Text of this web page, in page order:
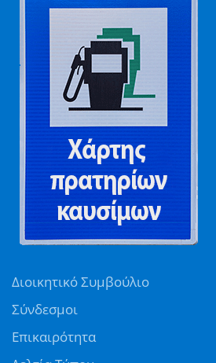
Διοικητικό Συμβούλιο
Σύνδεσμοι
Επικαιρότητα